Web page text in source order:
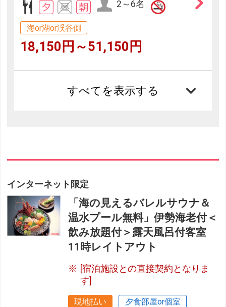
2～6名
海or湖or渓谷側
18,150円～51,150円
すべてを表示する
インターネット限定
「海の見えるバレルサウナ＆
温水プール無料」伊勢海老付＜
飲み放題付＞露天風呂付客室
11時レイトアウト
[宿泊施設との直接契約となりま
す]
現地払い 夕食部屋or個室